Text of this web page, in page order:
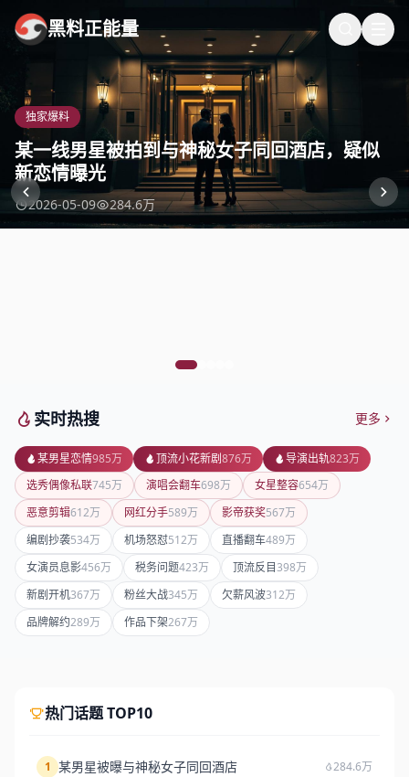
黑料正能量
独家爆料
某一线男星被拍到与神秘女子同回酒店，疑似
新恋情曝光
2026-05-09 284.6万
娱乐头条
某顶流小花新剧开机，搭档男一号引发粉丝大
战
2026-05-08 198.3万
独家爆料
某知名导演被曝婚内出轨，小三竟是剧组工作
人员
2026-05-08 356.8万
快手热搜
某选秀偶像团体成员被曝私联粉丝，索要巨额
礼物
2026-05-07 156.8万
娱乐头条
某老牌男星被曝拖欠剧组工资，涉及金额高达
百万
2026-05-07 123.5万
实时热搜 更多
某男星恋情985万 顶流小花新剧876万 导演出轨823万
选秀偶像私联745万 演唱会翻车698万 女星整容654万
恶意剪辑612万 网红分手589万 影帝获奖567万
编剧抄袭534万 机场怒怼512万 直播翻车489万
女演员息影456万 税务问题423万 顶流反目398万
新剧开机367万 粉丝大战345万 欠薪风波312万
品牌解约289万 作品下架267万
热门话题 TOP10
1 某男星被曝与神秘女子同回酒店 284.6万